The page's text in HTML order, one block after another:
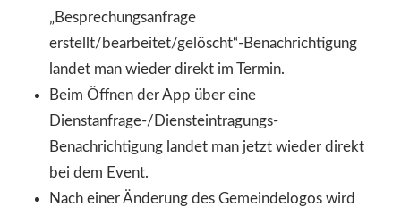
„Besprechungsanfrage
erstellt/bearbeitet/gelöscht“-Benachrichtigung
landet man wieder direkt im Termin.
Beim Öffnen der App über eine
Dienstanfrage-/Diensteintragungs-
Benachrichtigung landet man jetzt wieder direkt
bei dem Event.
Nach einer Änderung des Gemeindelogos wird